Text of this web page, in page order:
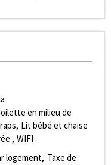
en milieu de
Lit bébé et chaise
WIFI
logement Taxe de